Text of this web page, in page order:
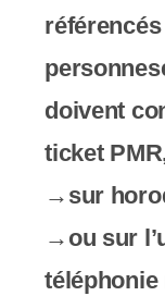
doivent
ticket
→sur
→ou sur
téléphonie